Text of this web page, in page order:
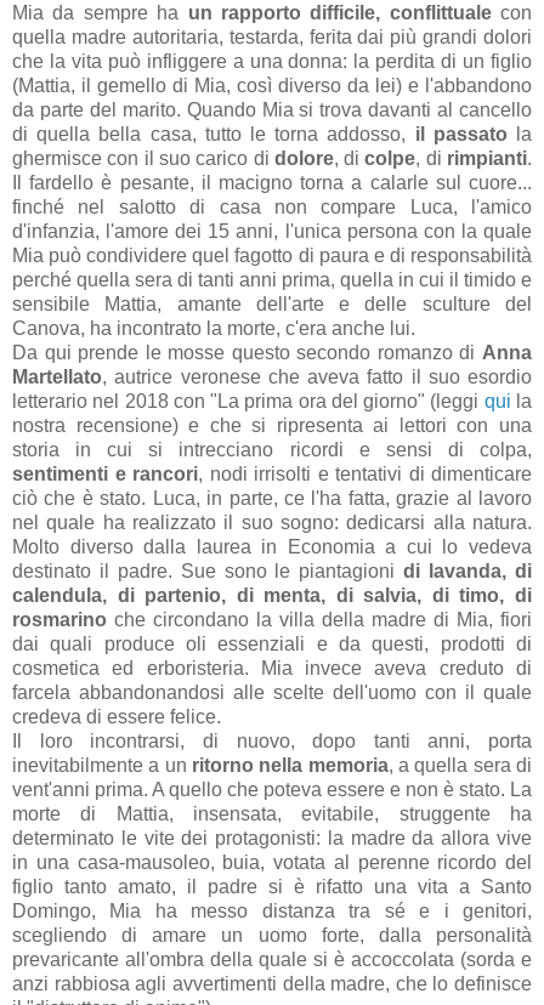
Mia da sempre ha un rapporto difficile, conflittualecon
quella madre autoritaria, testarda, ferita dai più grandi dolori
che la vita può infliggere a una donna: la perdita di un figlio
(Mattia, il gemello di Mia, così diverso da lei) e l'abbandono
da parte del marito. Quando Mia si trova davanti al cancello
di quella bella casa, tutto le torna addosso, il passato la
ghermisce con il suo carico di dolore, dicolpe, di rimpianti.
Il fardello è pesante, il macigno torna a calarle sul cuore...
finché nel salotto di casa non compare Luca, l'amico
d'infanzia, l'amore dei 15 anni, l'unica persona con la quale
Mia può condividere quel fagotto di paura e di responsabilità
perché quella sera di tanti anni prima, quella in cui il timido e
sensibile Mattia, amante dell'arte e delle sculture del
Canova, ha incontrato la morte, c'era anche lui.
Da qui prende le mosse questo secondo romanzo di Anna
Martellato, autrice veronese che aveva fatto il suo esordio
letterario nel 2018 con "La prima ora del giorno" (leggi qui la
nostra recensione) e che si ripresenta ai lettori con una
storia in cui si intrecciano ricordi e sensi di colpa,
sentimenti e rancori, nodi irrisolti e tentativi di dimenticare
ciò che è stato. Luca, in parte, ce l'ha fatta, grazie al lavoro
nel quale ha realizzato il suo sogno: dedicarsi alla natura.
Molto diverso dalla laurea in Economia a cui lo vedeva
destinato il padre. Sue sono le piantagionidi lavanda, di
calendula, di partenio, di menta, di salvia, di timo, di
rosmarino che circondano la villa della madre di Mia, fiori
dai quali produce oli essenziali e da questi, prodotti di
cosmetica ed erboristeria. Mia invece aveva creduto di
farcela abbandonandosi alle scelte dell'uomo con il quale
credeva di essere felice.
Il loro incontrarsi, di nuovo, dopo tanti anni, porta
inevitabilmente a un ritorno nella memoria, a quella sera di
vent'anni prima. A quello che poteva essere e non è stato. La
morte di Mattia, insensata, evitabile, struggente ha
determinato le vite dei protagonisti: la madre da allora vive
in una casa-mausoleo, buia, votata al perenne ricordo del
figlio tanto amato, il padre si è rifatto una vita a Santo
Domingo, Mia ha messo distanza tra sé e i genitori,
scegliendo di amare un uomo forte, dalla personalità
prevaricante all'ombra della quale si è accoccolata (sorda e
anzi rabbiosa agli avvertimenti della madre, che lo definisce